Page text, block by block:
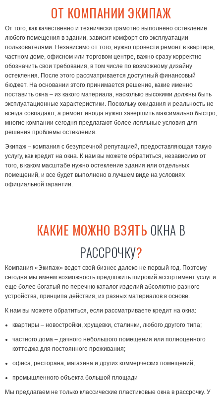
ОТ КОМПАНИИ ЭКИПАЖ
От того, как качественно и технически грамотно выполнено остекление
любого помещения в здании, зависит комфорт его эксплуатации
пользователями. Независимо от того, нужно провести ремонт в квартире,
частном доме, офисном или торговом центре, важно сразу корректно
обозначить свои требования, в том числе по возможному дизайну
остекления. После этого рассматривается доступный финансовый
бюджет. На основании этого принимается решение, какие именно
поставить окна – из какого материала, насколько высокими должны быть
эксплуатационные характеристики. Поскольку ожидания и реальность не
всегда совпадают, а ремонт иногда нужно завершить максимально быстро,
многие компании сегодня предлагают более лояльные условия для
решения проблемы остекления.
Экипаж – компания с безупречной репутацией, предоставляющая такую
услугу, как кредит на окна. К нам вы можете обратиться, независимо от
того, в каком масштабе нужно остекление здания или отдельных
помещений, и все будет выполнено в лучшем виде на условиях
официальной гарантии.
КАКИЕ МОЖНО ВЗЯТЬ ОКНА В
РАССРОЧКУ?
Компания «Экипаж» ведет свой бизнес далеко не первый год. Поэтому
сегодня мы имеем возможность предложить широкий ассортимент услуг и
еще более богатый по перечню каталог изделий абсолютно разного
устройства, принципа действия, из разных материалов в основе.
К нам вы можете обратиться, если рассматриваете кредит на окна:
квартиры – новостройки, хрущевки, сталинки, любого другого типа;
частного дома – дачного небольшого помещения или полноценного
коттеджа для постоянного проживания;
офиса, ресторана, магазина и других коммерческих помещений;
промышленного объекта большой площади
Мы предлагаем не только классические пластиковые окна в рассрочку. У